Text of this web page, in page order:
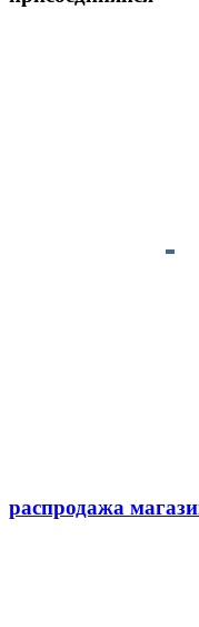
распродажа